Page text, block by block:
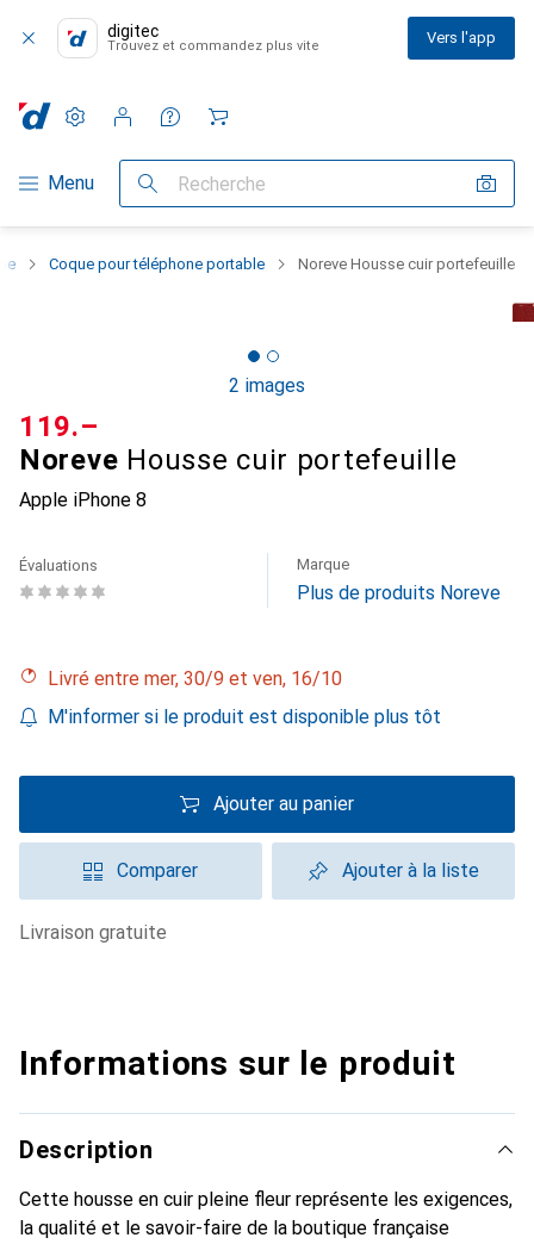
digitec
Trouvez et commandez plus vite Vers l'app
Navigation par catégorie
Menu Recherche
Paramètres
Compte client
Listes de comparaison
Listes d'envies
Panier
Coque pour téléphone portable Noreve Housse cuir portefeuille
2 images
Noreve Housse cuir portefeuille
Apple iPhone 8
CHF
119.–
Évaluations Marque
Plus de produits Noreve
Livré entre mer, 30/9 et ven, 16/10
M'informer si le produit est disponible plus tôt
Ajouter au panier
Comparer Ajouter à la liste
livraison gratuite
Informations sur le produit
Description
Cette housse en cuir pleine fleur représente les exigences,
la qualité et le savoir-faire de la boutique française